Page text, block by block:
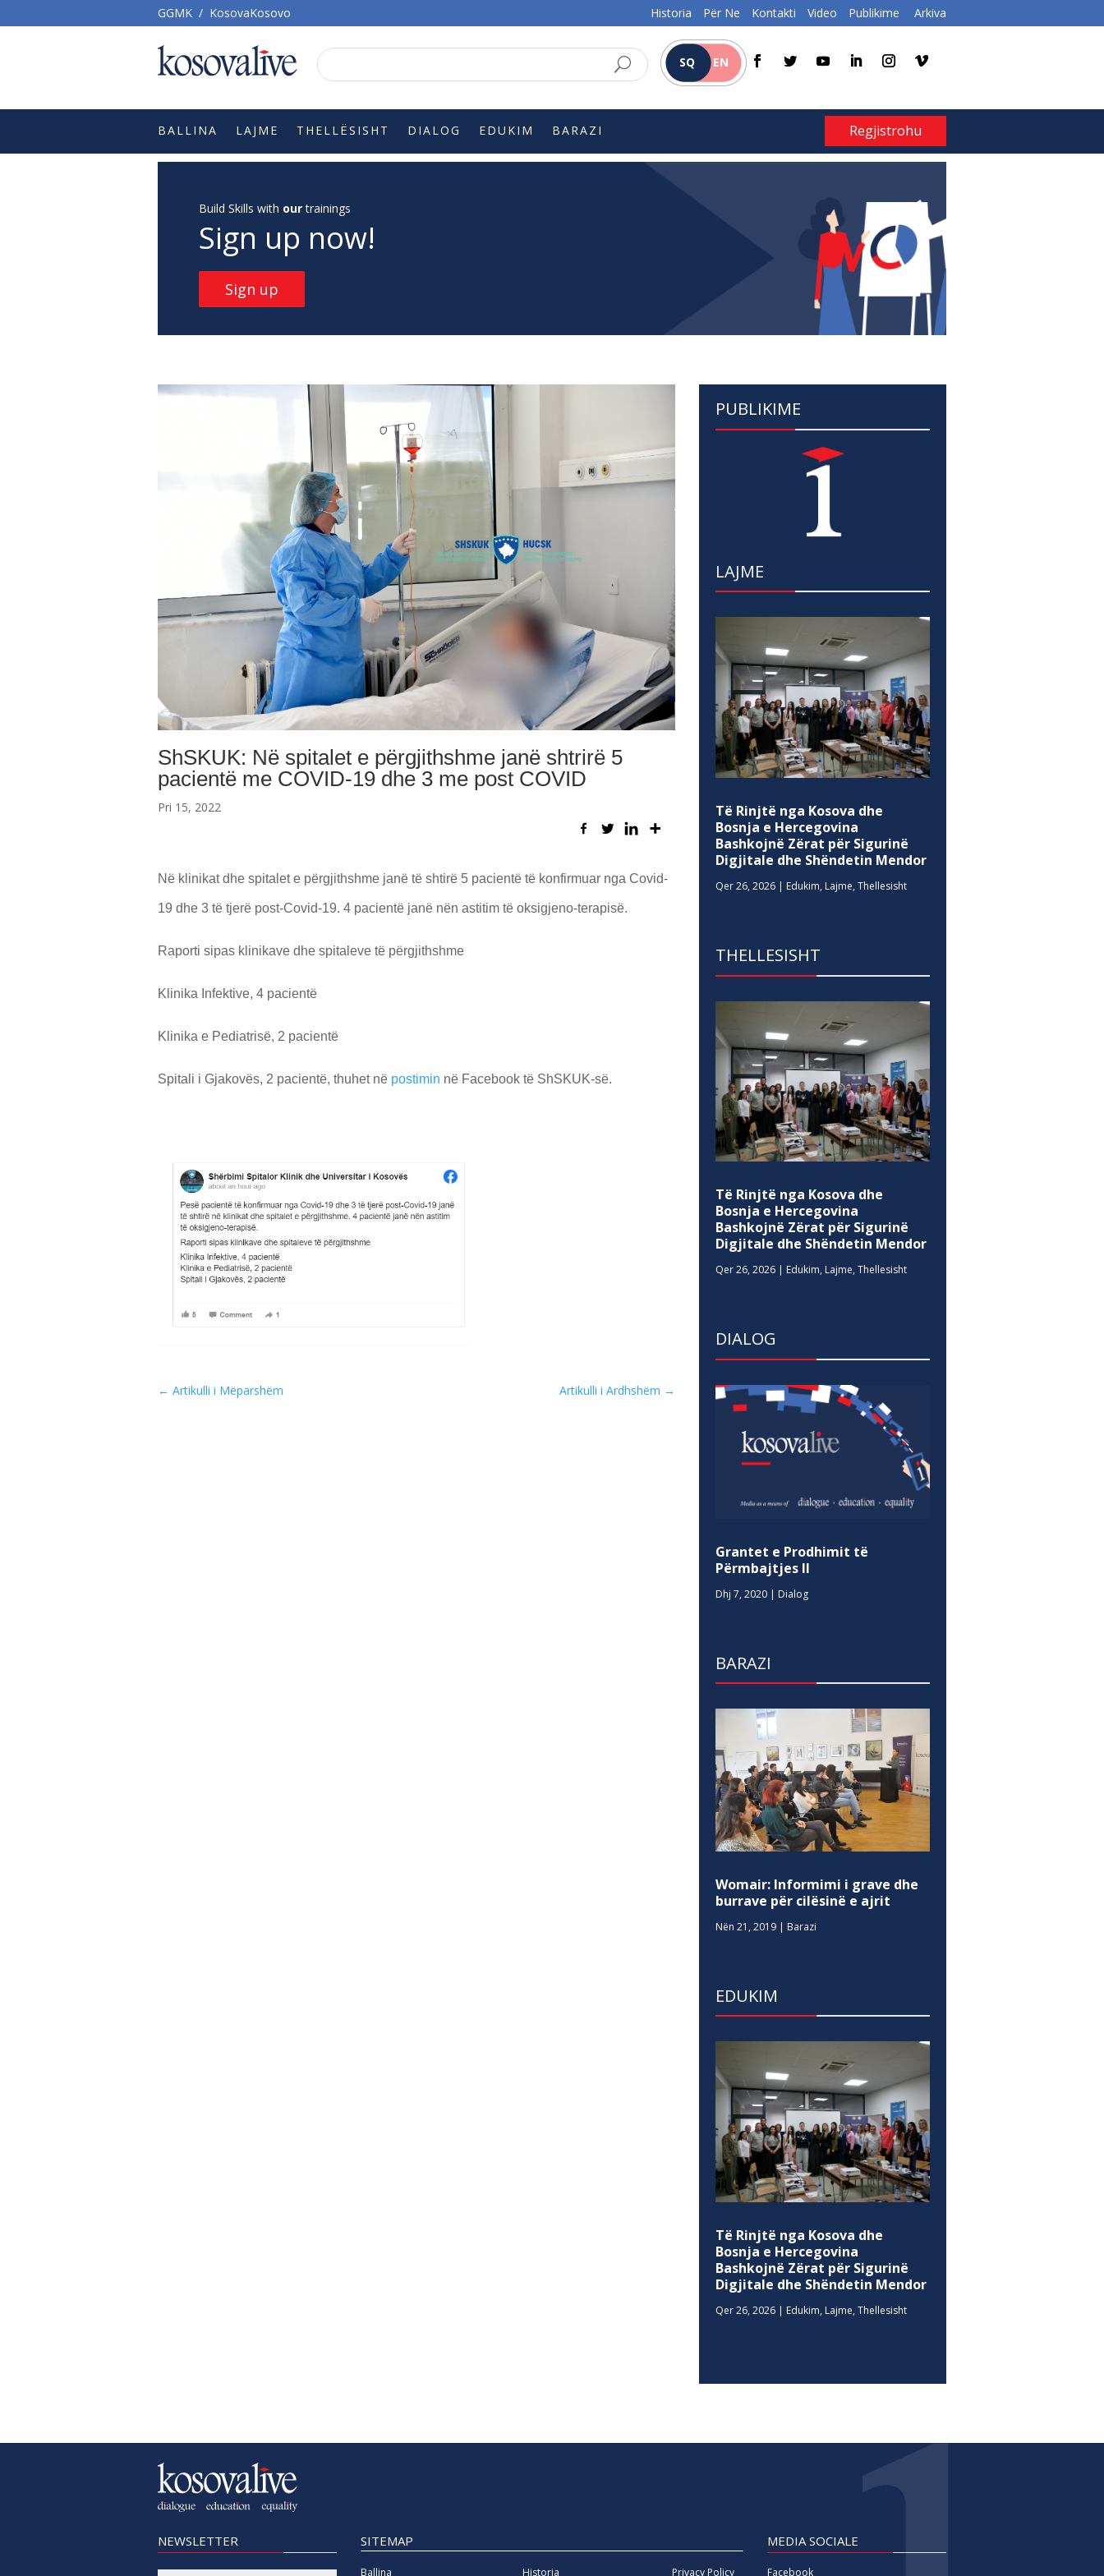
GGMK / KosovaKosovo Historia Për Ne Kontakti Video Publikime Arkiva
SQ EN
BALLINA LAJME THELLËSISHT DIALOG EDUKIM BARAZI Regjistrohu
Build Skills with ourtrainings
Sign up now!
Sign up
ShSKUK: Në spitalet e përgjithshme janë shtrirë 5
pacientë me COVID-19 dhe 3 me post COVID
Pri 15, 2022
Në klinikat dhe spitalet e përgjithshme janë të shtirë 5 pacientë të konfirmuar nga Covid-
19 dhe 3 të tjerë post-Covid-19. 4 pacientë janë nën astitim të oksigjeno-terapisë.
Raporti sipas klinikave dhe spitaleve të përgjithshme
Klinika Infektive, 4 pacientë
Klinika e Pediatrisë, 2 pacientë
Spitali i Gjakovës, 2 pacientë, thuhet në postimin në Facebook të ShSKUK-së.
← Artikulli i Mëparshëm Artikulli i Ardhshëm →
PUBLIKIME
LAJME
Të Rinjtë nga Kosova dhe
Bosnja e Hercegovina
Bashkojnë Zërat për Sigurinë
Digjitale dhe Shëndetin Mendor
Qer 26, 2026 | Edukim, Lajme,Thellesisht
THELLESISHT
Të Rinjtë nga Kosova dhe
Bosnja e Hercegovina
Bashkojnë Zërat për Sigurinë
Digjitale dhe Shëndetin Mendor
Qer 26, 2026 | Edukim, Lajme,Thellesisht
DIALOG
Grantet e Prodhimit të
Përmbajtjes II
Dhj 7, 2020 | Dialog
BARAZI
Womair: Informimi i grave dhe
burrave për cilësinë e ajrit
Nën 21, 2019 | Barazi
EDUKIM
Të Rinjtë nga Kosova dhe
Bosnja e Hercegovina
Bashkojnë Zërat për Sigurinë
Digjitale dhe Shëndetin Mendor
Qer 26, 2026 | Edukim, Lajme,Thellesisht
NEWSLETTER SITEMAP
Ballina Historia Privacy Policy
MEDIA SOCIALE
Facebook